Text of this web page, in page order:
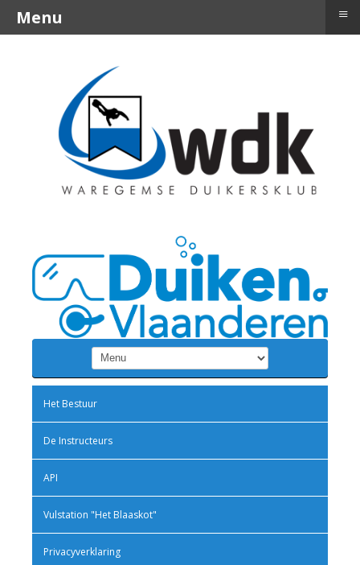
Het Bestuur
De Instructeurs
API
Vulstation "Het Blaaskot"
Privacyverklaring
Menu ≡